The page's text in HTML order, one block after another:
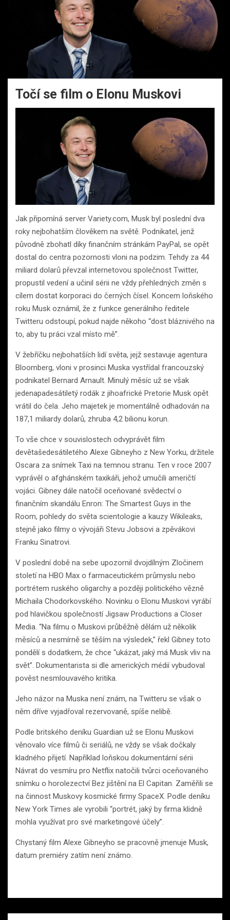
Točí se film o Elonu Muskovi
Jak připomíná server Variety.com, Musk byl poslední dva
roky nejbohatším člověkem na světě. Podnikatel, jenž
původně zbohatl díky finančním stránkám PayPal, se opět
dostal do centra pozornosti vloni na podzim. Tehdy za 44
miliard dolarů převzal internetovou společnost Twitter,
propustil vedení a učinil sérii ne vždy přehledných změn s
cílem dostat korporaci do černých čísel. Koncem loňského
roku Musk oznámil, že z funkce generálního ředitele
Twitteru odstoupí, pokud najde někoho “dost bláznivého na
to, aby tu práci vzal místo mě”.
V žebříčku nejbohatších lidí světa, jejž sestavuje agentura
Bloomberg, vloni v prosinci Muska vystřídal francouzský
podnikatel Bernard Arnault. Minulý měsíc už se však
jedenapadesátiletý rodák z jihoafrické Pretorie Musk opět
vrátil do čela. Jeho majetek je momentálně odhadován na
187,1 miliardy dolarů, zhruba 4,2 bilionu korun.
To vše chce v souvislostech odvyprávět film
devětašedesátiletého Alexe Gibneyho z New Yorku, držitele
Oscara za snímek Taxi na temnou stranu. Ten v roce 2007
vyprávěl o afghánském taxikáři, jehož umučili američtí
vojáci. Gibney dále natočil oceňované svědectví o
finančním skandálu Enron: The Smartest Guys in the
Room, pohledy do světa scientologie a kauzy Wikileaks,
stejně jako filmy o vývojáři Stevu Jobsovi a zpěvákovi
Franku Sinatrovi.
V poslední době na sebe upozornil dvojdílným Zločinem
století na HBO Max o farmaceutickém průmyslu nebo
portrétem ruského oligarchy a později politického vězně
Michaila Chodorkovského. Novinku o Elonu Muskovi vyrábí
pod hlavičkou společností Jigsaw Productions a Closer
Media. “Na filmu o Muskovi průběžně dělám už několik
měsíců a nesmírně se těším na výsledek,” řekl Gibney toto
pondělí s dodatkem, že chce “ukázat, jaký má Musk vliv na
svět”. Dokumentarista si dle amerických médií vybudoval
pověst nesmlouvavého kritika.
Jeho názor na Muska není znám, na Twitteru se však o
něm dříve vyjadřoval rezervovaně, spíše nelibě.
Podle britského deníku Guardian už se Elonu Muskovi
věnovalo více filmů či seriálů, ne vždy se však dočkaly
kladného přijetí. Například loňskou dokumentární sérii
Návrat do vesmíru pro Netflix natočili tvůrci oceňovaného
snímku o horolezectví Bez jištění na El Capitan. Zaměřili se
na činnost Muskovy kosmické firmy SpaceX. Podle deníku
New York Times ale vyrobili “portrét, jaký by firma klidně
mohla využívat pro své marketingové účely”.
Chystaný film Alexe Gibneyho se pracovně jmenuje Musk,
datum premiéry zatím není známo.